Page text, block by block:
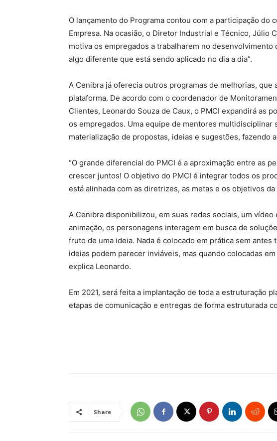
O lançamento do Programa contou com a participação do
Empresa. Na ocasião, o Diretor Industrial e Técnico, Júlio
motiva os empregados a trabalharem no
algo diferente que está sendo aplicado no dia a dia”.
A Cenibra já oferecia outros programas de melhorias, que
plataforma. De acordo com o coordenador de
Clientes, Leonardo Souza de Caux, o PMCI expandirá as
os empregados. Uma equipe de mentores multidisciplinar
materialização de propostas, ideias e sugestões, fazendo
“O grande diferencial do PMCI é a aproximação entre as
crescer juntos! O objetivo do PMCI é integrar todos os
está alinhada com as diretrizes, as metas e os objetivos da
A Cenibra disponibilizou, em suas redes sociais, um
animação, os personagens interagem em busca de
fruto de uma ideia. Nada é colocado em prática sem
ideias podem parecer inviáveis, mas quando colocadas
explica Leonardo.
Em 2021, será feita a implantação de toda a estruturação
etapas de comunicação e entregas de forma estruturada
Share